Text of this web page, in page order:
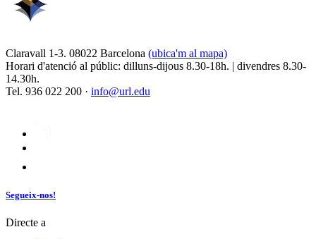
Claravall 1-3. 08022 Barcelona (ubica'm al mapa)
Horari d'atenció al públic: dilluns-dijous 8.30-18h. | divendres 8.30-
14.30h.
Tel. 936 022 200 · info@url.edu
Segueix-nos!
Directe a